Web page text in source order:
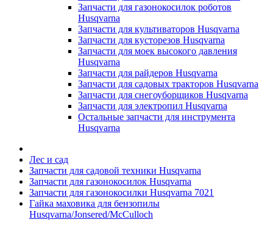
Запчасти для газонокосилок роботов
Husqvarna
Запчасти для культиваторов Husqvarna
Запчасти для кусторезов Husqvarna
Запчасти для моек высокого давления
Husqvarna
Запчасти для райдеров Husqvarna
Запчасти для садовых тракторов Husqvarna
Запчасти для снегоуборщиков Husqvarna
Запчасти для электропил Husqvarna
Остальные запчасти для инструмента
Husqvarna
Лес и сад
Запчасти для садовой техники Husqvarna
Запчасти для газонокосилок Husqvarna
Запчасти для газонокосилки Husqvarna 7021
Гайка маховика для бензопилы
Husqvarna/Jonsered/McCulloch